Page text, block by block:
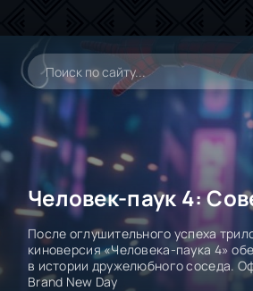
После оглушительного успеха
киноверсия «Человека-паука 4»
в истории дружелюбного соседа.
Brand New Day